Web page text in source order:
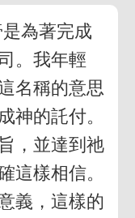
為著完成
。我年輕
名稱的意思
神的託付。
，並達到祂
這樣相信。
義，這樣的